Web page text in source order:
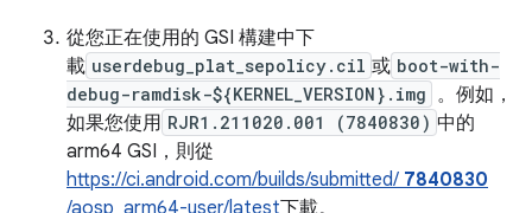
從您正在使用的 GSI 構建中下
載 userdebug_plat_sepolicy.cil 或 boot-with-
debug-ramdisk-${KERNEL_VERSION}.img 。例如，
如果您使用 RJR1.211020.001 (7840830) 中的
arm64 GSI，則從
https://ci.android.com/builds/submitted/ 7840830
/aosp_arm64-user/latest下載。